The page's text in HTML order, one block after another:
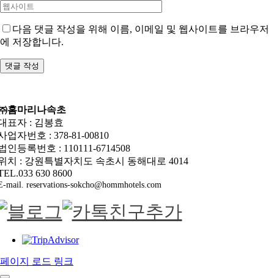
다음 댓글 작성을 위해 이름, 이메일 및 웹사이트를 브라우저
에 저장합니다.
홈마리나속초
표자 : 김봉효
업자번호 : 378-81-00810
인등록번호 : 110111-6714508
치 : 강원특별자치도 속초시 동해대로 4014
630 8600
mail. reservations-sokcho@hommhotels.com
페이지 로드 링크